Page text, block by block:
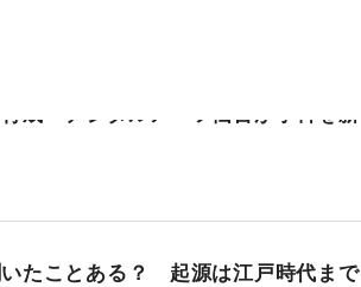
成 デジタルアーツ仙台が学科を新
いたことある？ 起源は江戸時代まで